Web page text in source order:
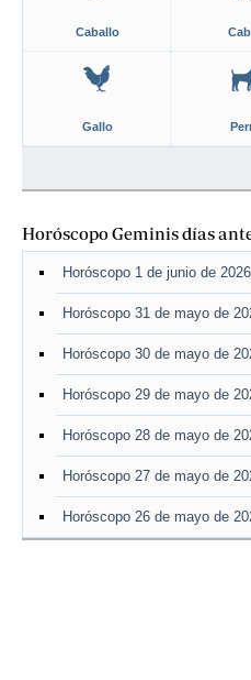
Caballo
Gallo
Horóscopo Geminis días
Horóscopo 1 de junio de 2026
Horóscopo 31 de mayo de
Horóscopo 30 de mayo de
Horóscopo 29 de mayo de
Horóscopo 28 de mayo de
Horóscopo 27 de mayo de
Horóscopo 26 de mayo de